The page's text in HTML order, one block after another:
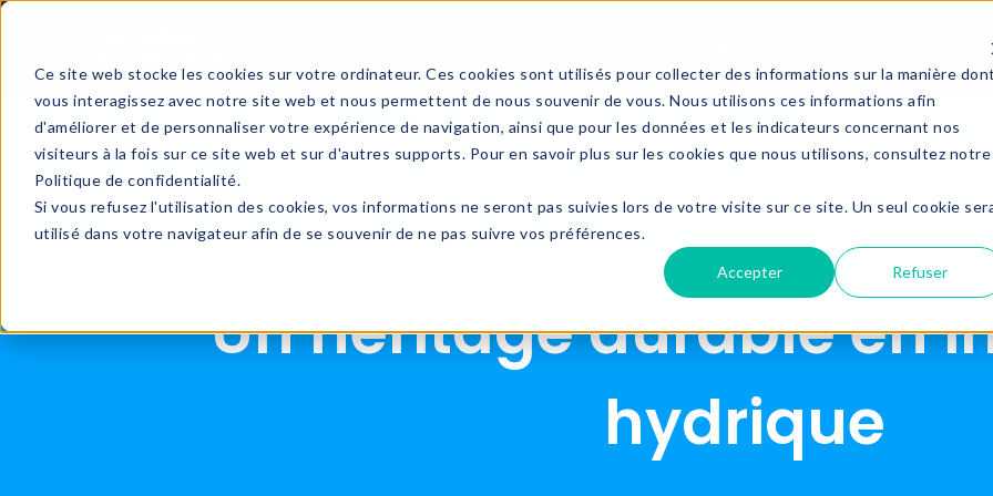
Ce site web stocke les cookies sur votre ordinateur. Ces cookies sont utilisés pour collecter des informations sur la manière dont
vous interagissez avec notre site web et nous permettent de nous souvenir de vous. Nous utilisons ces informations afin
d'améliorer et de personnaliser votre expérience de navigation, ainsi que pour les données et les indicateurs concernant nos
visiteurs à la fois sur ce site web et sur d'autres supports. Pour en savoir plus sur les cookies que nous utilisons, consultez notre
Politique de confidentialité.
Si vous refusez l'utilisation des cookies, vos informations ne seront pas suivies lors de votre visite sur ce site. Un seul cookie
utilisé dans votre navigateur afin de se souvenir de ne pas suivre vos préférences.
Accepter Refuser
Show submenu for
Posted By: AquaAction 29 mai 2025, 07:43:50
Un héritage durable en
hydrique